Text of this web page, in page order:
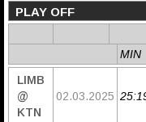
PLAY OFF
MIN
LIMB
@
KTN
02.03.2025